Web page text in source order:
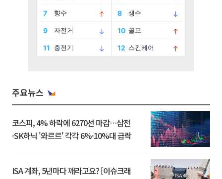
주요뉴스
코스피, 4% 하락에 6270선 마감…삼전
·SK하닉 '와르르' 각각 6%·10%대 급락
ISA 계좌, 5년마다 깨라고요? [이슈크래